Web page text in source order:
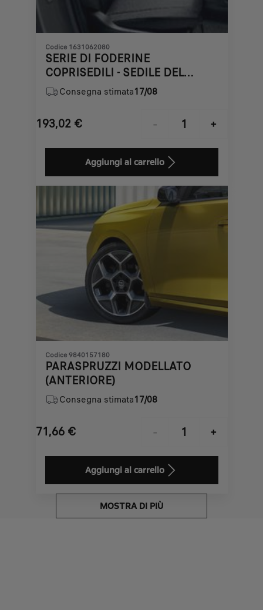
Codice 1631062080
SERIE DI FODERINE
COPRISEDILI - SEDILE DEL
GUIDATORE + PANCHETTA
MODULABILE LATO
PASSEGGERO
Consegna stimata17/08
193,02 €
Price
193,02
€
-
+
Quantity
to:
1
Aggiungi al carrello
Codice 9840157180
PARASPRUZZI MODELLATO
(ANTERIORE)
Consegna stimata17/08
71,66 €
Price
71,66
-
+
Quantity
to:
Aggiungi al carrello
MOSTRA DI PIÙ